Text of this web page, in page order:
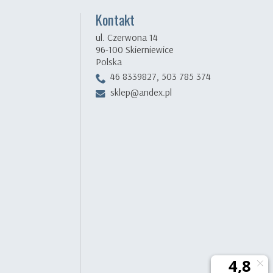
Kontakt
ul. Czerwona 14
96-100 Skierniewice
Polska
46 8339827, 503 785 374
sklep@andex.pl